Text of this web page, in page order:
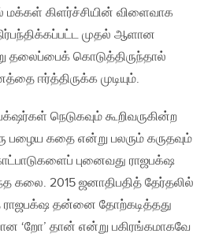
மக்கள் கிளர்ச்சியின் விளைவாக
முதல் ஆளான
தலைப்பைக் கொடுத்திருந்தால்
ஈர்த்திருக்க முடியும்.
நெடுகவும் கூறிவருகின்ற
பழைய கதை என்று பலரும் கருதவும்
புனைவது ராஜபக்‌ஷ
கலை. 2015 ஜனாதிபதித் தேர்தலில்
தன்னை தோற்கடித்தது
‘றோ’ தான் என்று பகிரங்கமாகவே